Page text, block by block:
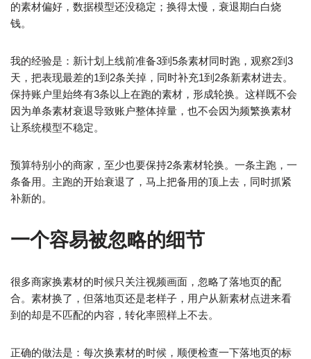
的素材偏好，数据模型还没稳定；换得太慢，衰退期白白烧
钱。
我的经验是：新计划上线前准备3到5条素材同时跑，观察2到3
天，把表现最差的1到2条关掉，同时补充1到2条新素材进去。
保持账户里始终有3条以上在跑的素材，形成轮换。这样既不会
因为单条素材衰退导致账户整体掉量，也不会因为频繁换素材
让系统模型不稳定。
预算特别小的商家，至少也要保持2条素材轮换。一条主跑，一
条备用。主跑的开始衰退了，马上把备用的顶上去，同时抓紧
补新的。
一个容易被忽略的细节
很多商家换素材的时候只关注视频画面，忽略了落地页的配
合。素材换了，但落地页还是老样子，用户从新素材点进来看
到的却是不匹配的内容，转化率照样上不去。
正确的做法是：每次换素材的时候，顺便检查一下落地页的标